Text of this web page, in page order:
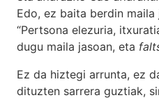
Edo, ez baita berdin maila
“Pertsona elezuria,
dugu maila jasoan, eta
Ez da hiztegi arrunta, ez
dituzten sarrera guztiak,